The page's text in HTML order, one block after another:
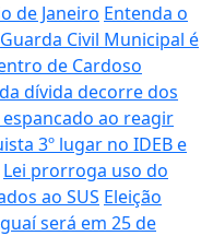
de Janeiro Entenda o
Guarda Civil Municipal é
de Cardoso
dívida decorre dos
ao reagir
3º lugar no IDEB e
Lei prorroga uso do
ao SUS Eleição
será em 25 de